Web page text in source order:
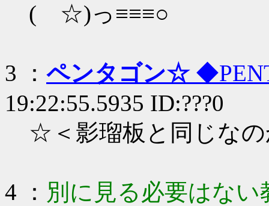
( ☆)っ≡≡≡○
3 ： ペンタゴン☆
19:22:55.5935 ID:???0
☆＜影瑠板と同じな
4 ： 別に見る必要はな